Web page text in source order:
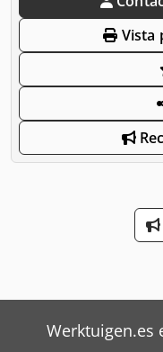
Vista
Werktuigen.es